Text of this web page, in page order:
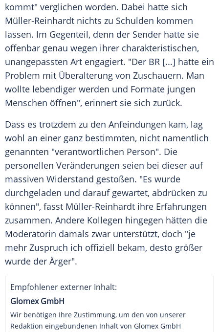
kommt" verglichen worden. Dabei hatte sich
Müller-Reinhardt nichts zu Schulden kommen
lassen. Im Gegenteil, denn der Sender hatte sie
offenbar genau wegen ihrer charakteristischen,
unangepassten Art engagiert. "Der BR [...] hatte ein
Problem mit Überalterung von Zuschauern. Man
wollte lebendiger werden und Formate jungen
Menschen öffnen", erinnert sie sich zurück.
Dass es trotzdem zu den Anfeindungen kam, lag
wohl an einer ganz bestimmten, nicht namentlich
genannten "verantwortlichen Person". Die
personellen Veränderungen seien bei dieser auf
massiven Widerstand gestoßen. "Es wurde
durchgeladen und darauf gewartet, abdrücken zu
können", fasst Müller-Reinhardt ihre Erfahrungen
zusammen. Andere Kollegen hingegen hätten die
Moderatorin damals zwar unterstützt, doch "je
mehr Zuspruch ich offiziell bekam, desto größer
wurde der Ärger".
Empfohlener externer Inhalt:
Glomex GmbH
Wir benötigen Ihre Zustimmung, um den von unserer
Redaktion eingebundenen Inhalt von Glomex GmbH